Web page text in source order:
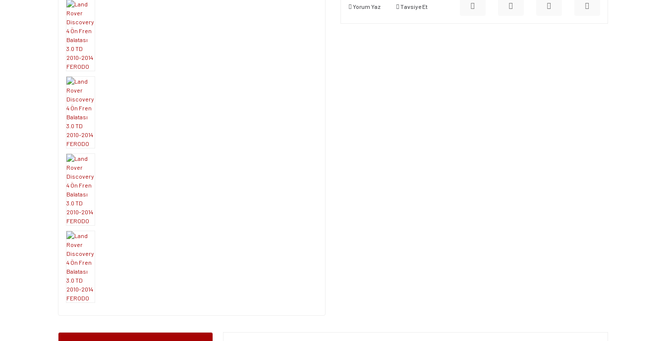
Yorum Yaz Tavsiye Et